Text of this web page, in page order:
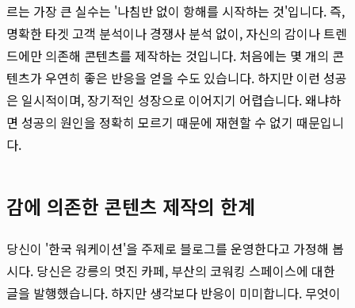
르는 가장 큰 실수는 '나침반 없이 항해를 시작하는 것'입니다. 즉,
명확한 타겟 고객 분석이나 경쟁사 분석 없이, 자신의 감이나 트렌
드에만 의존해 콘텐츠를 제작하는 것입니다. 처음에는 몇 개의 콘
텐츠가 우연히 좋은 반응을 얻을 수도 있습니다. 하지만 이런 성공
은 일시적이며, 장기적인 성장으로 이어지기 어렵습니다. 왜냐하
면 성공의 원인을 정확히 모르기 때문에 재현할 수 없기 때문입니
다.
감에 의존한 콘텐츠 제작의 한계
당신이 '한국 워케이션'을 주제로 블로그를 운영한다고 가정해 봅
시다. 당신은 강릉의 멋진 카페, 부산의 코워킹 스페이스에 대한
글을 발행했습니다. 하지만 생각보다 반응이 미미합니다. 무엇이